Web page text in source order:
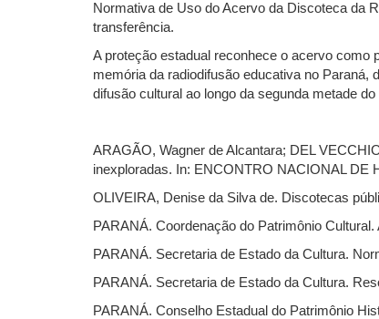
Normativa de Uso do Acervo da Discoteca da
transferência.
A proteção estadual reconhece o acervo como
memória da radiodifusão educativa no
difusão cultural ao longo da segunda metade
ARAGÃO, Wagner de Alcantara; DEL
inexploradas. In: ENCONTRO NACIONAL DE
OLIVEIRA, Denise da Silva de. Discotecas
PARANÁ. Coordenação do Patrimônio
PARANÁ. Secretaria de Estado da Cultura.
PARANÁ. Secretaria de Estado da Cultura.
PARANÁ. Conselho Estadual do Patrimônio